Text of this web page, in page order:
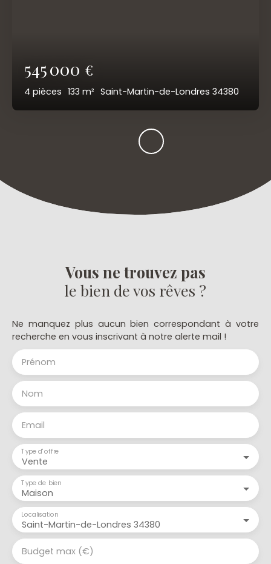
545 000 €
4 pièces 133 m² Saint-Martin-de-Londres 34380
Vous ne trouvez pas
le bien de vos rêves ?
Ne manquez plus aucun bien correspondant à votre
recherche en vous inscrivant à notre alerte mail !
Prénom
Nom
Email
Vente
Type d'offre
Maison
Type de bien
Saint-Martin-de-Londres 34380
Localisation
Budget max (€)